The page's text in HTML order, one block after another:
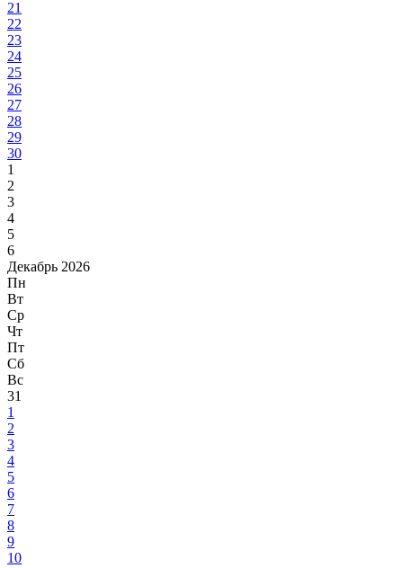
21
22
23
24
25
26
27
28
29
30
1
2
3
4
5
6
Декабрь 2026
Пн
Вт
Ср
Чт
Пт
Сб
Вс
31
1
2
3
4
5
6
7
8
9
10